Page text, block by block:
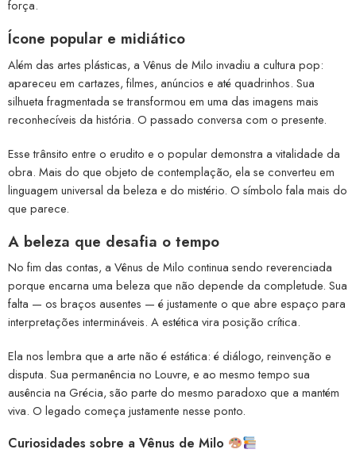
força.
Ícone popular e midiático
Além das artes plásticas, a Vênus de Milo invadiu a cultura pop:
apareceu em cartazes, filmes, anúncios e até quadrinhos. Sua
silhueta fragmentada se transformou em uma das imagens mais
reconhecíveis da história. O passado conversa com o presente.
Esse trânsito entre o erudito e o popular demonstra a vitalidade da
obra. Mais do que objeto de contemplação, ela se converteu em
linguagem universal da beleza e do mistério. O símbolo fala mais do
que parece.
A beleza que desafia o tempo
No fim das contas, a Vênus de Milo continua sendo reverenciada
porque encarna uma beleza que não depende da completude. Sua
falta — os braços ausentes — é justamente o que abre espaço para
interpretações intermináveis. A estética vira posição crítica.
Ela nos lembra que a arte não é estática: é diálogo, reinvenção e
disputa. Sua permanência no Louvre, e ao mesmo tempo sua
ausência na Grécia, são parte do mesmo paradoxo que a mantém
viva. O legado começa justamente nesse ponto.
Curiosidades sobre a Vênus de Milo